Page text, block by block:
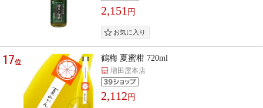
2,151 円
17位 鶴梅 夏蜜柑 720ml
増田屋本店
2,112 円